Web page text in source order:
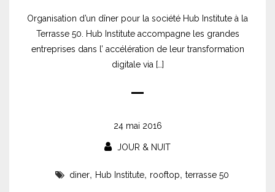
Organisation d’un dîner pour la société Hub Institute à la
Terrasse 50. Hub Institute accompagne les grandes
entreprises dans l’ accélération de leur transformation
digitale via […]
24 mai 2016
JOUR & NUIT
diner, Hub Institute, rooftop, terrasse 50